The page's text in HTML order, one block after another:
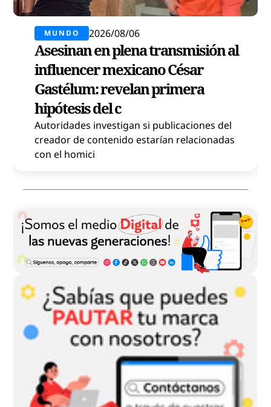
MUNDO 2026/08/06
Asesinan en plena transmisión al
influencer mexicano César
Gastélum: revelan primera
hipótesis del c
Autoridades investigan si publicaciones del
creador de contenido estarían relacionadas
con el homici